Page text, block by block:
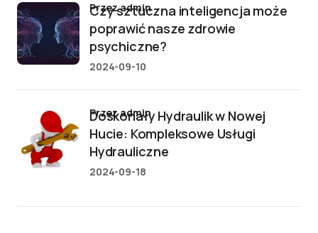
Czy sztuczna inteligencja może
poprawić nasze zdrowie
psychiczne?
przez admin
2024-09-10
Doskonały Hydraulik w Nowej
Hucie: Kompleksowe Usługi
Hydrauliczne
przez admin
2024-09-18